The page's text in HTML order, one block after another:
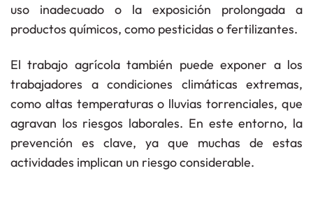
uso inadecuado o la exposición prolongada a
productos químicos, como pesticidas o fertilizantes.
El trabajo agrícola también puede exponer a los
trabajadores a condiciones climáticas extremas,
como altas temperaturas o lluvias torrenciales, que
agravan los riesgos laborales. En este entorno, la
prevención es clave, ya que muchas de estas
actividades implican un riesgo considerable.